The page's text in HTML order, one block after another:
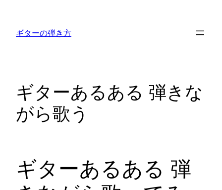
ギターの弾き方
ギターあるある 弾きな
がら歌う
ギターあるある 弾